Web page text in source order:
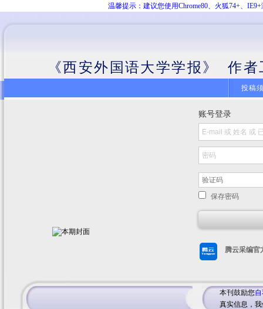
温馨提示：建议您使用Chrome80、火狐74+、
《西安外国语大学学报》 作
投稿
账号登录
保存密码
腾云采编官
本刊鼓励您
真实信息，